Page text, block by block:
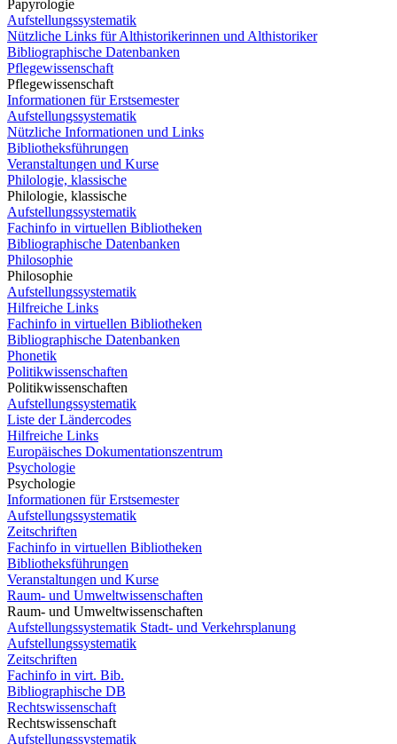
Papyrologie
Aufstellungssystematik
Nützliche Links für Althistorikerinnen und Althistoriker
Bibliographische Datenbanken
Pflegewissenschaft
Pflegewissenschaft
Informationen für Erstsemester
Aufstellungssystematik
Nützliche Informationen und Links
Bibliotheksführungen
Veranstaltungen und Kurse
Philologie, klassische
Philologie, klassische
Aufstellungssystematik
Fachinfo in virtuellen Bibliotheken
Bibliographische Datenbanken
Philosophie
Philosophie
Aufstellungssystematik
Hilfreiche Links
Fachinfo in virtuellen Bibliotheken
Bibliographische Datenbanken
Phonetik
Politikwissenschaften
Politikwissenschaften
Aufstellungssystematik
Liste der Ländercodes
Hilfreiche Links
Europäisches Dokumentationszentrum
Psychologie
Psychologie
Informationen für Erstsemester
Aufstellungssystematik
Zeitschriften
Fachinfo in virtuellen Bibliotheken
Bibliotheksführungen
Veranstaltungen und Kurse
Raum- und Umweltwissenschaften
Raum- und Umweltwissenschaften
Aufstellungssystematik Stadt- und Verkehrsplanung
Aufstellungssystematik
Zeitschriften
Fachinfo in virt. Bib.
Bibliographische DB
Rechtswissenschaft
Rechtswissenschaft
Aufstellungssystematik